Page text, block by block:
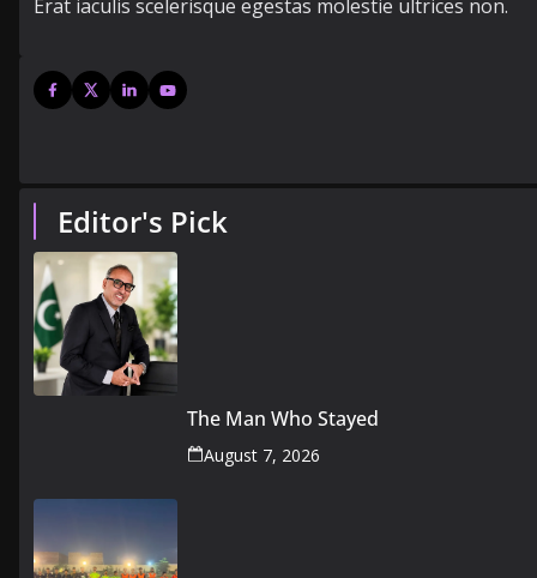
Erat iaculis scelerisque egestas molestie ultrices non.
Editor's Pick
The Man Who Stayed
August 7, 2026